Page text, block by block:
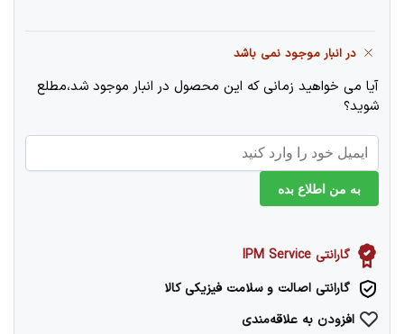
در انبار موجود نمی باشد
آیا می خواهید زمانی که این محصول در انبار موجود شد،مطلع
شوید؟
به من اطلاع بده
گارانتی IPM Service
گارانتی اصالت و سلامت فیزیکی کالا
افزودن به علاقه‌مندی